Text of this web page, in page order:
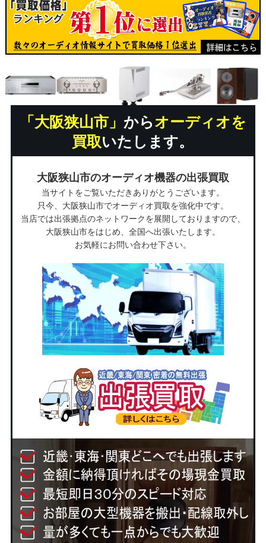
「大阪狭山市」 からオーディオを
買取いたします。
大阪狭山市のオーディオ機器の出張買取
当サイトをご覧いただきありがとうございます。
只今、大阪狭山市でオーディオ買取を強化中です。
当店では出張拠点のネットワークを展開しておりますので、
大阪狭山市をはじめ、全国へ出張いたします。
お気軽にお問い合わせ下さい。